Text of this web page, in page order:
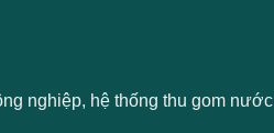
nghiệp, hệ thống thu gom